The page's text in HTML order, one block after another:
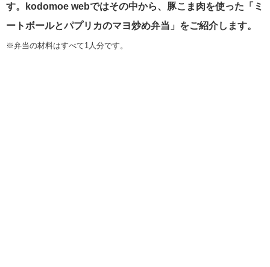
す。kodomoe webではその中から、豚こま肉を使った「ミ
ートボールとパプリカのマヨ炒め弁当」をご紹介します。
※弁当の材料はすべて1人分です。